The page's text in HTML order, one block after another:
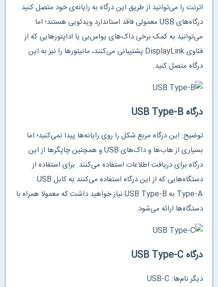
اترنت را می‌توانید از طریق این درگاه به رایانه‌ی خود متصل کنید.
درگاه‌های USB معمولی فاقد استاندارد ویدئویی هستند؛ اما
می‌توانید به کمک برخی داک‌های یو‌اس‌بی یا اداپتورهایی که از
فناوی DisplayLink پشتیبانی می‌کنند، مانیتورها را نیز به این
درگاه متصل کنید.
درگاه USB Type-B
توضیح: این درگاه مربع شکل را روی رایانه‌ها پیدا نمی‌کنید؛ اما
بسیاری از هاب‌ها و داک‌های USB و همچنین چاپگرها از این
درگاه برای دریافت اطلاعات استفاده می‌کنند. برای استفاده از
دستگاه‌هایی که از این درگاه استفاده می‌کنند به کابل USB
Type-A به USB Type-B نیاز خواهید داشت که معمولا همراه با
دستگاه‌ها ارائه می‌شود.
درگاه USB Type-C
دیگر نام‌ها: USB-C